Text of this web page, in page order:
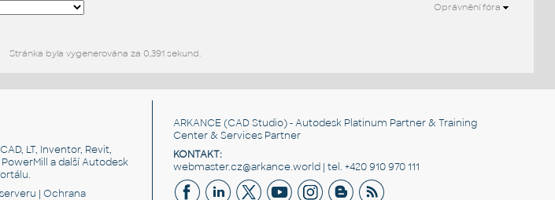
Oprávnění fóra
Stránka byla vygenerována za 0,391 sekund.
LT, Inventor, Revit,
PowerMill a další Autodesk
.
|Ochrana
ARKANCE (CAD Studio) - Autodesk Platinum Partner & Training
Center & Services Partner
KONTAKT:
webmaster.cz@arkance.world | tel. +420 910 970 111